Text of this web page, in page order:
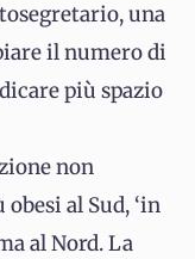
una
il numero di
più spazio
non
al Sud, ‘in
al Nord. La